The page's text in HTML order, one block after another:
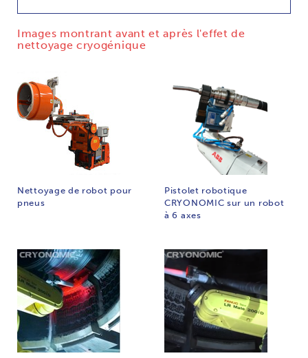
Images montrant avant et après l'effet de
nettoyage cryogénique
Nettoyage de robot pour
pneus
Pistolet robotique
CRYONOMIC sur un robot
à 6 axes